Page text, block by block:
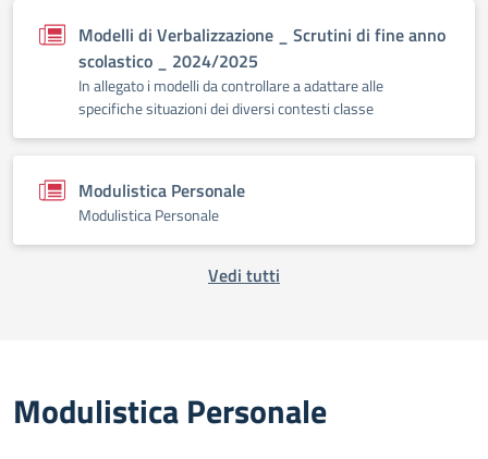
Modelli di Verbalizzazione _ Scrutini di fine anno
scolastico _ 2024/2025
In allegato i modelli da controllare a adattare alle
specifiche situazioni dei diversi contesti classe
Modulistica Personale
Modulistica Personale
Vedi tutti
Modulistica Personale